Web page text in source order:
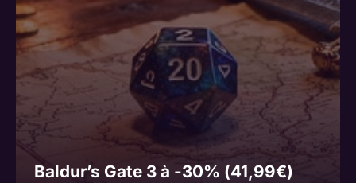
Baldur’s Gate 3 à -30% (41,99€)